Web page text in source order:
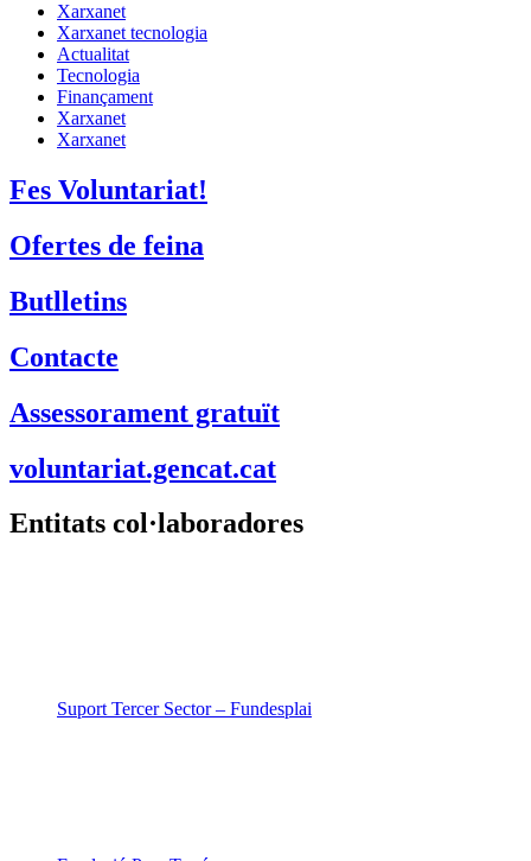
Xarxanet
Xarxanet tecnologia
Actualitat
Tecnologia
Finançament
Xarxanet
Xarxanet
Fes Voluntariat!
Ofertes de feina
Butlletins
Contacte
Assessorament gratuït
voluntariat.gencat.cat
Entitats col·laboradores
Suport Tercer Sector – Fundesplai